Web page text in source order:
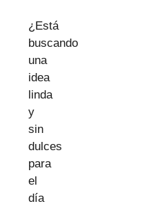
¿Está
buscando
una
idea
linda
y
sin
dulces
para
el
día